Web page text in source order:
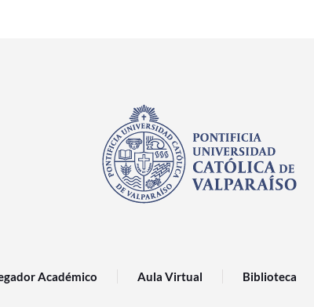
Académico Aula Virtual Biblioteca